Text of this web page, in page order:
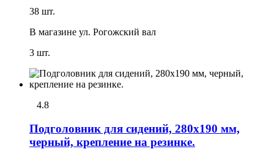
38 шт.
В магазине ул. Рогожский вал
3 шт.
4.8
Подголовник для сидений, 280х190 мм,
черный, крепление на резинке.